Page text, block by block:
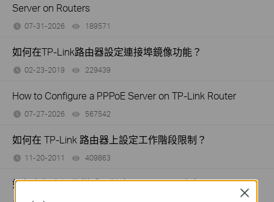
Server on Routers
07-31-2026 189571
如何在TP-Link路由器設定連接埠鏡像功能？
02-23-2019 229439
How to Configure a PPPoE Server on TP-Link Router
07-27-2026 567542
如何在 TP-Link 路由器上設定工作階段限制？
11-20-2011 409863
如何在獨立運作模式下設定SafeStream路由器?
Close